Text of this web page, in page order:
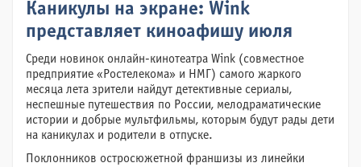
Каникулы на экране: Wink
представляет киноафишу июля
Среди новинок онлайн-кинотеатра Wink (совместное
предприятие «Ростелекома» и НМГ) самого жаркого
месяца лета зрители найдут детективные сериалы,
неспешные путешествия по России, мелодраматические
истории и добрые мультфильмы, которым будут рады дети
на каникулах и родители в отпуске.
Поклонников остросюжетной франшизы из линейки